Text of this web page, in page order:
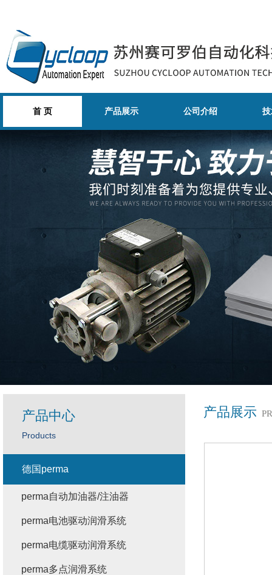
首 页 产品展示 公司介绍
产品展示
产品中心
Products
德国perma
perma自动加油器/注油器
perma电池驱动润滑系统
perma电缆驱动润滑系统
perma多点润滑系统